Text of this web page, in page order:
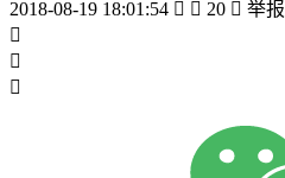
2018-08-19 18:01:54   20  举报


